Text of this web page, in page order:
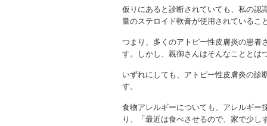
仮りにあると診断されていても、私の認
量のステロイド軟膏が使用されているこ
つまり、多くのアトピー性皮膚炎の患者
す。しかし、親御さんはそんなこととは
いずれにしても、アトピー性皮膚炎の診
す。
食物アレルギーについても、アレルギー
り、「最近は食べさせるので、家で少し